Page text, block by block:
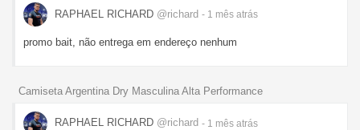
RAPHAEL RICHARD @richard - 1 mês atrás
promo bait, não entrega em endereço nenhum
Camiseta Argentina Dry Masculina Alta Performance
RAPHAEL RICHARD @richard - 1 mês atrás